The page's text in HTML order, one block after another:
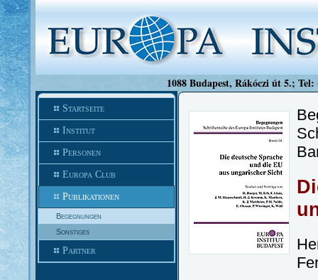
1088 Budapest, Rákóczi út 5.;
Startseite
Institut
Personen
Europa Club
Publikationen
Begegnungen
Sonstiges
Partner